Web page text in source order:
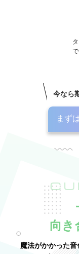
今なら
まず
向き
魔法がかかった